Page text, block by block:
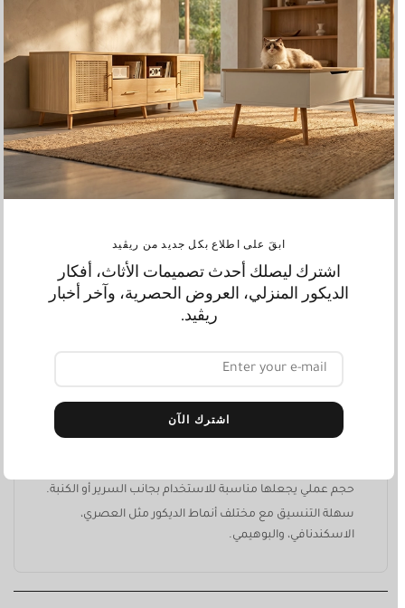
ابقَ على اطلاع بكل جديد من ريڤيد
اشترك ليصلك أحدث تصميمات الأثاث، أفكار
الديكور المنزلي، العروض الحصرية، وآخر أخبار
ريڤيد.
اشترك الآن
وصف
تجمع هذه الطاولة الجانبية المصنوعه من الخشب الطبيعي بين
التصميم العملي والمظهر الجذاب، حيث تأتي بلون خشبي وأرجل مائلة
تمنحها ثباتًا وأناقة. تحتوي على مساحة تخزين داخلية مخفية تتيح لك
حفظ الكتب أو الإكسسوارات ، مما يجعلها خيارًا مثاليًا مناسب
لمنزلك ومناسبة كذلك للاستخدام اليومي بكل سهوله , تُعد هذه
الطاولة المكمّل المثالي لغرفة النوم أو غرفة المعيشة، حيث يمكن
المميزات :
المتانة وطول العمر.
مساحة تخزين داخلية مخفيةتساعد على تنظيم الكتب،
الإكسسوارات، أو الأغراض اليومية.
حجم عملي يجعلها مناسبة للاستخدام بجانب السرير أو الكنبة.
سهلة التنسيق مع مختلف أنماط الديكور مثل العصري،
الاسكندنافي، والبوهيمي.